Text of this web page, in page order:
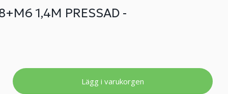
1,4M PRESSAD -
Lägg i varukorgen